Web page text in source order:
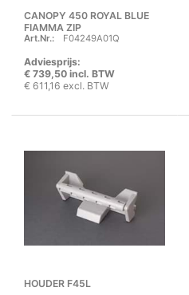
CANOPY 450 ROYAL BLUE
FIAMMA ZIP
Art.Nr.: F04249A01Q
Adviesprijs:
€ 739,50 incl. BTW
€ 611,16 excl. BTW
HOUDER F45L